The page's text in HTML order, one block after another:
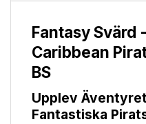
Fantasy Svärd
Caribbean
BS
Upplev
Fantastiska